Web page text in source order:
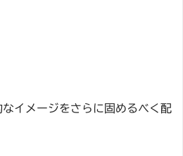
イメージをさらに固めるべく配